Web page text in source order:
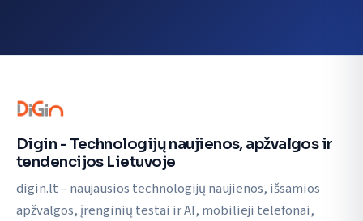
Digin - Technologijų naujienos, apžvalgos ir
tendencijos Lietuvoje
digin.lt – naujausios technologijų naujienos, išsamios
apžvalgos, įrenginių testai ir AI, mobilieji telefonai,